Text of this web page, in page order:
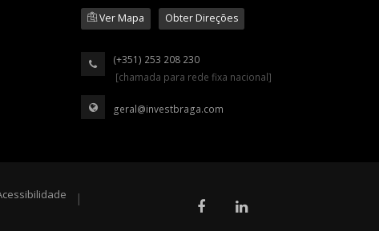
Ver Mapa
Obter Direções
(+351) 253 208 230
[chamada para rede fixa nacional]
geral@investbraga.com
|